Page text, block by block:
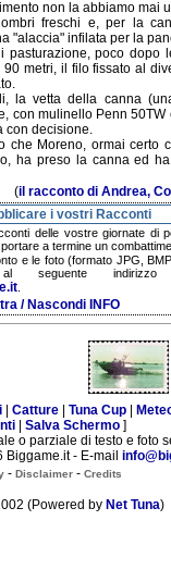
non la abbiamo mai
freschi e, per la
"alaccia" infilata per la
pasturazione, poco dopo
metri, il filo fissato al
la vetta della canna
con mulinello Penn 50TW
con decisione.
che Moreno, ormai certo
ha preso la canna ed
(il racconto di Andrea,
i vostri Racconti
delle vostre giornate di
a termine un
e le foto (formato JPG,
seguente indirizzo
/ Nascondi INFO
Catture Tuna Cup
| Salva Schermo]
o parziale di testo e foto
- E-mail
- Disclaimer - Credits
(Powered by Net Tuna)